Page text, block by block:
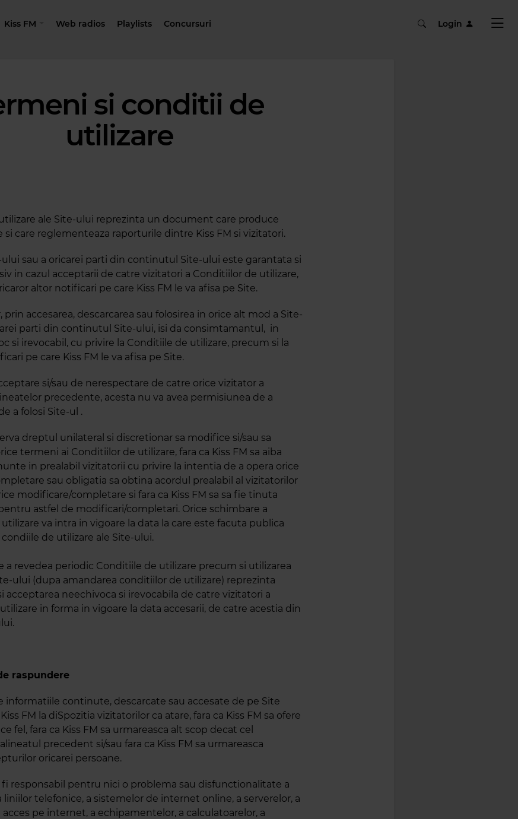
Kiss FM Web radios Playlists Concursuri Login
si conditii de
utilizare
ale Site-ului reprezinta un document care produce
si care reglementeaza raporturile dintre Kiss FM si vizitatori.
ului sau a oricarei parti din continutul Site-ului este garantata si
in cazul acceptarii de catre vizitatori a Conditiilor de utilizare,
altor notificari pe care Kiss FM le va afisa pe Site.
prin accesarea, descarcarea sau folosirea in orice alt mod a Site-
parti din continutul Site-ului, isi da consimtamantul, in
si irevocabil, cu privire la Conditiile de utilizare, precum si la
pe care Kiss FM le va afisa pe Site.
si/sau de nerespectare de catre orice vizitator a
precedente, acesta nu va avea permisiunea de a
a folosi Site-ul .
dreptul unilateral si discretionar sa modifice si/sau sa
termeni ai Conditiilor de utilizare, fara ca Kiss FM sa aiba
in prealabil vizitatorii cu privire la intentia de a opera orice
sau obligatia sa obtina acordul prealabil al vizitatorilor
modificare/completare si fara ca Kiss FM sa sa fie tinuta
astfel de modificari/completari. Orice schimbare a
va intra in vigoare la data la care este facuta publica
de utilizare ale Site-ului.
a revedea periodic Conditiile de utilizare precum si utilizarea
ului (dupa amandarea conditiilor de utilizare) reprezinta
acceptarea neechivoca si irevocabila de catre vizitatori a
in forma in vigoare la data accesarii, de catre acestia din
raspundere
informatiile continute, descarcate sau accesate de pe Site
FM la diSpozitia vizitatorilor ca atare, fara ca Kiss FM sa ofere
fel, fara ca Kiss FM sa urmareasca alt scop decat cel
precedent si/sau fara ca Kiss FM sa urmareasca
oricarei persoane.
fi responsabil pentru nici o problema sau disfunctionalitate a
liniilor telefonice, a sistemelor de internet online, a serverelor, a
pe internet, a echipamentelor, a calculatoarelor, a